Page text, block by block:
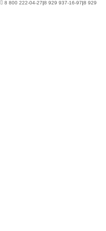
8 800 222-04-27|8 929 937-16-97|8 929